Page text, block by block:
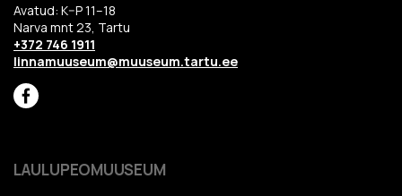
Avatud: K–P 11–18
Narva mnt 23, Tartu
+372 746 1911
linnamuuseum@muuseum.tartu.ee
LAULUPEOMUUSEUM